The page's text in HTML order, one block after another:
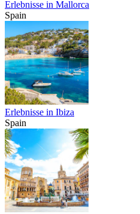
Erlebnisse in Mallorca
Spain
Erlebnisse in Ibiza
Spain